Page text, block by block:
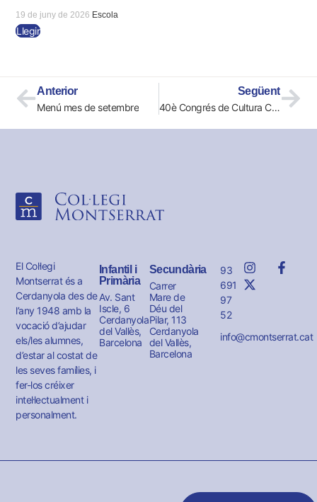
19 de juny de 2026 Escola
Llegir
Anterior
Menú mes de setembre
Següent
40è Congrés de Cultura Catalana a Cerdanyola
El Col·legi
Montserrat és a
Cerdanyola des de
l’any 1948 amb la
vocació d’ajudar
els/les alumnes,
d’estar al costat de
les seves famílies, i
fer-los créixer
intel·lectualment i
personalment.
Infantil i
Primària
Av. Sant
Iscle, 6
Cerdanyola
del Vallès,
Barcelona
Secundària
Carrer
Mare de
Déu del
Pilar, 113
Cerdanyola
del Vallès,
Barcelona
93
691
97
52
info@cmontserrat.cat